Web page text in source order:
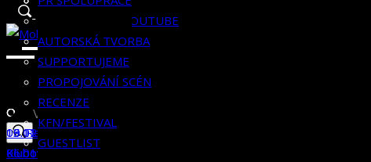
GUESTLIST
KLUBOVNA NA YOUTUBE
AUTORSKÁ TVORBA
SUPPORTUJEME
PROPOJOVÁNÍ SCÉN
RECENZE
KFN/FESTIVAL
GUESTLIST
OdRedakce Klubovny
06.01.2018
Od
Redakce Klubovny
03.01.2017
Klubovna
Od
Redakce Klubovny
19.12.2016
Klubovna
Od
Redakce Klubovny
16.11.2016
Klubovna
Search
for: